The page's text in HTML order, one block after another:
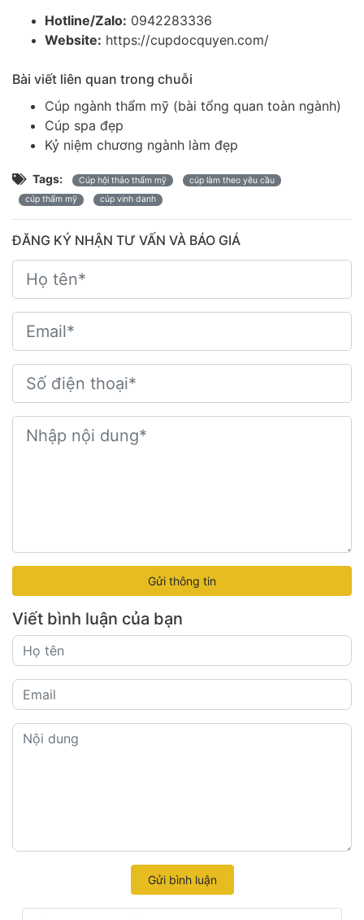
Hotline/Zalo: 0942283336
Website: https://cupdocquyen.com/
Bài viết liên quan trong chuỗi
Cúp ngành thẩm mỹ (bài tổng quan toàn ngành)
Cúp spa đẹp
Kỷ niệm chương ngành làm đẹp
Tags: Cúp hội thảo thẩm mỹ
cúp làm theo yêu cầu
cúp thẩm mỹ
cúp vinh danh
ĐĂNG KÝ NHẬN TƯ VẤN VÀ BÁO GIÁ
Gửi thông tin
Viết bình luận của bạn
Gửi bình luận